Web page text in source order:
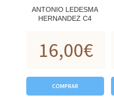
ANTONIO LEDESMA
HERNANDEZ C4
16,00€
COMPRAR